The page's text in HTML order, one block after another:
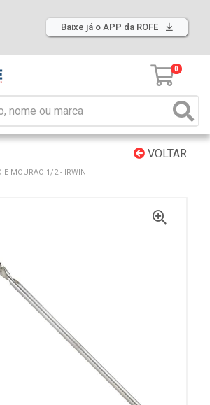
Baixe já o APP da ROFE
0
VOLTAR
E MOURAO 1/2 - IRWIN